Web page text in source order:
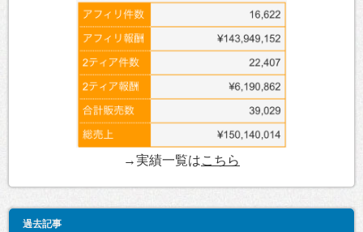
→実績一覧はこちら
過去記事